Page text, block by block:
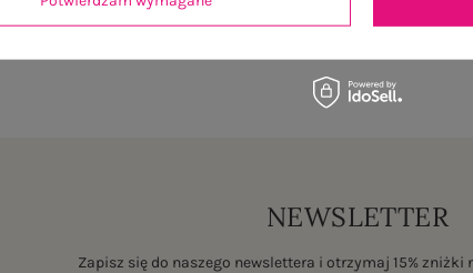
NEWSLETTER
Zapisz się do naszego newslettera i otrzymaj 15% zniżki